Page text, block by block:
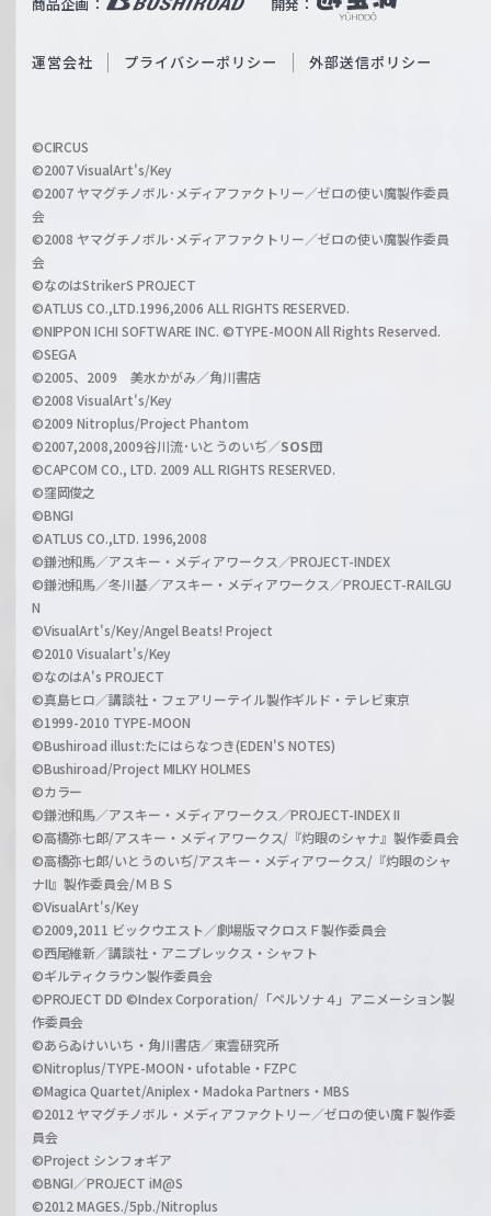
ß
c
a
r
z
O
i
l
h
a
n
l
運営会社 プライバシーポリシー 外部送信ポリシー
©CIRCUS
©2007 VisualArt's/Key
©2007 ヤマグチノボル･メディアファクトリー／ゼロの使い魔製作委員
会
©2008 ヤマグチノボル･メディアファクトリー／ゼロの使い魔製作委員
会
©なのはStrikerS PROJECT
©ATLUS CO.,LTD.1996,2006 ALL RIGHTS RESERVED.
©NIPPON ICHI SOFTWARE INC. ©TYPE-MOON All Rights Reserved.
©SEGA
©2005、2009 美水かがみ／角川書店
©2008 VisualArt's/Key
©2009 Nitroplus/Project Phantom
©2007,2008,2009谷川流･いとうのいぢ／SOS団
©CAPCOM CO., LTD. 2009 ALL RIGHTS RESERVED.
©窪岡俊之
©BNGI
©ATLUS CO.,LTD. 1996,2008
©鎌池和馬／アスキー・メディアワークス／PROJECT-INDEX
©鎌池和馬／冬川基／アスキー・メディアワークス／PROJECT-RAILGU
N
©VisualArt's/Key/Angel Beats! Project
©2010 Visualart's/Key
©なのはA's PROJECT
©真島ヒロ／講談社・フェアリーテイル製作ギルド・テレビ東京
©1999-2010 TYPE-MOON
©Bushiroad illust:たにはらなつき(EDEN'S NOTES)
©Bushiroad/Project MILKY HOLMES
©カラー
©鎌池和馬／アスキー・メディアワークス／PROJECT-INDEX II
©高橋弥七郎/アスキー・メディアワークス/『灼眼のシャナ』製作委員会
©高橋弥七郎/いとうのいぢ/アスキー・メディアワークス/『灼眼のシャ
ナII』製作委員会/ＭＢＳ
©VisualArt's/Key
©2009,2011 ビックウエスト／劇場版マクロスＦ製作委員会
©西尾維新／講談社・アニプレックス・シャフト
©ギルティクラウン製作委員会
©PROJECT DD ©Index Corporation/「ペルソナ４」アニメーション製
作委員会
©あらゐけいいち・角川書店／東雲研究所
©Nitroplus/TYPE-MOON・ufotable・FZPC
©Magica Quartet/Aniplex・Madoka Partners・MBS
©2012 ヤマグチノボル・メディアファクトリー／ゼロの使い魔Ｆ製作委
員会
©Project シンフォギア
©BNGI／PROJECT iM@S
©2012 MAGES./5pb./Nitroplus